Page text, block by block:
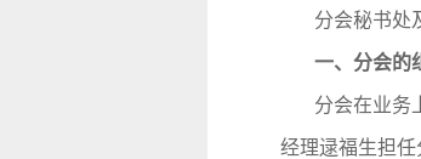
分会秘书处
一、分会的
分会在业务
经理逯福生担任